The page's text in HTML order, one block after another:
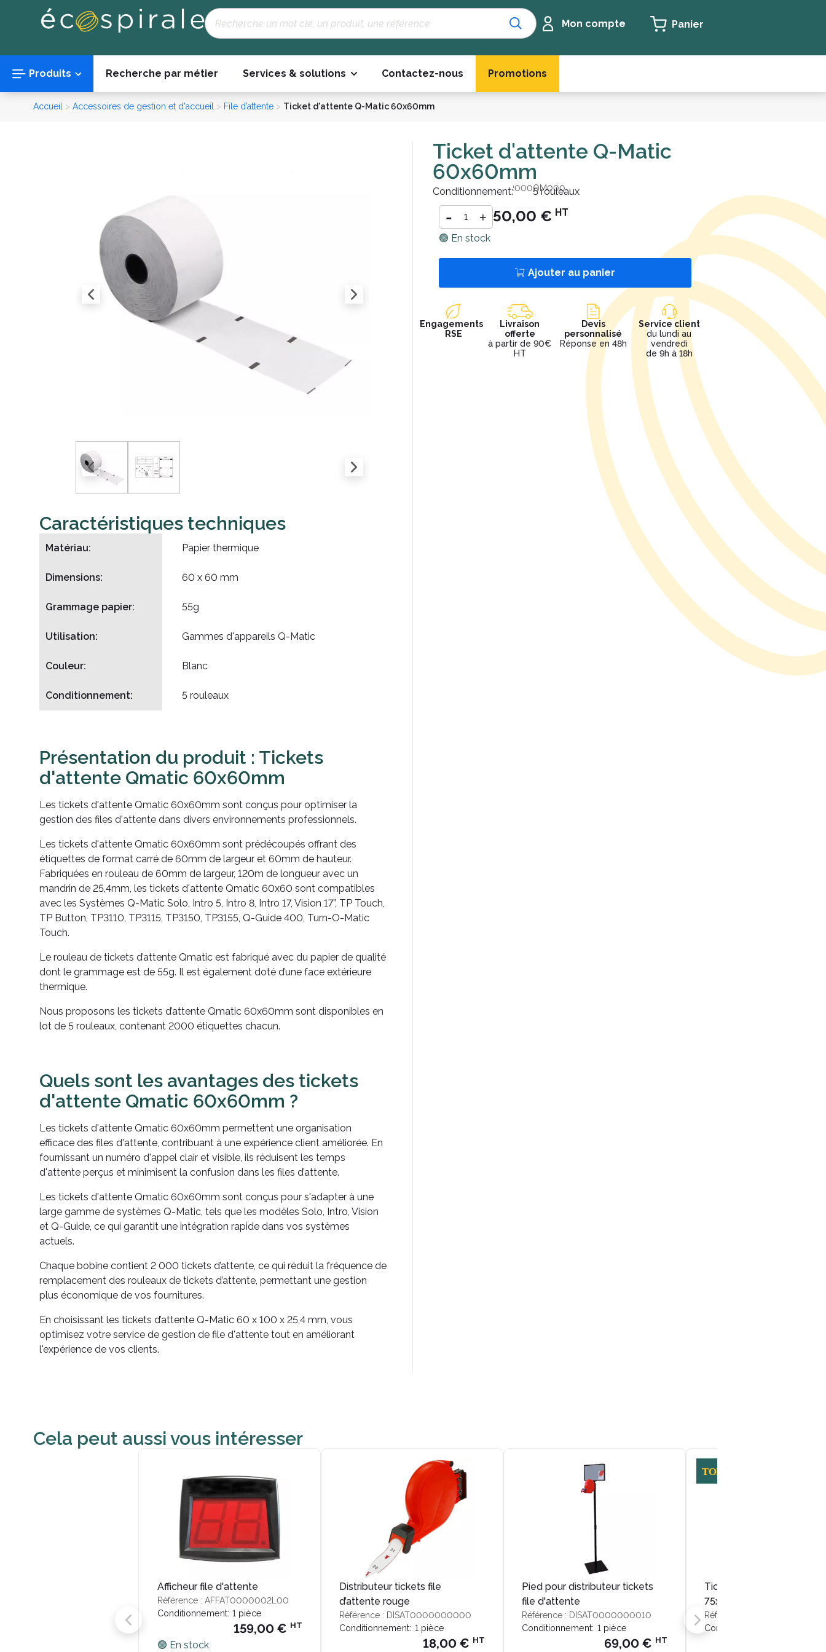
Recherche Mon compte Panier
Produits Recherche par métier Services & solutions Contactez-nous Promotions
Accueil > Accessoires de gestion et d'accueil > File d’attente > Ticket d'attente Q-Matic 60x60mm
Caractéristiques techniques
Matériau: Papier thermique
Dimensions: 60 x 60 mm
Grammage papier: 55g
Utilisation: Gammes d'appareils Q-Matic
Couleur: Blanc
Conditionnement: 5 rouleaux
Présentation du produit : Tickets
d'attente Qmatic 60x60mm
Les tickets d'attente Qmatic 60x60mm sont conçus pour optimiser la
gestion des files d'attente dans divers environnements professionnels.
Les tickets d'attente Qmatic 60x60mm sont prédécoupés offrant des
étiquettes de format carré de 60mm de largeur et 60mm de hauteur.
Fabriquées en rouleau de 60mm de largeur, 120m de longueur avec un
mandrin de 25,4mm, les tickets d'attente Qmatic 60x60 sont compatibles
avec les Systèmes Q-Matic Solo, Intro 5, Intro 8, Intro 17, Vision 17”, TP Touch,
TP Button, TP3110, TP3115, TP3150, TP3155, Q-Guide 400, Turn-O-Matic
Touch.
Le rouleau de tickets d’attente Qmatic est fabriqué avec du papier de qualité
dont le grammage est de 55g. Il est également doté d’une face extérieure
thermique.
Nous proposons les tickets d’attente Qmatic 60x60mm sont disponibles en
lot de 5 rouleaux, contenant 2000 étiquettes chacun.
Quels sont les avantages des tickets
d'attente Qmatic 60x60mm ?
Les tickets d'attente Qmatic 60x60mm permettent une organisation
efficace des files d'attente, contribuant à une expérience client améliorée. En
fournissant un numéro d'appel clair et visible, ils réduisent les temps
d'attente perçus et minimisent la confusion dans les files d’attente.
Les tickets d'attente Qmatic 60x60mm sont conçus pour s'adapter à une
large gamme de systèmes Q-Matic, tels que les modèles Solo, Intro, Vision
et Q-Guide, ce qui garantit une intégration rapide dans vos systèmes
actuels.
Chaque bobine contient 2 000 tickets d’attente, ce qui réduit la fréquence de
remplacement des rouleaux de tickets d’attente, permettant une gestion
plus économique de vos fournitures.
En choisissant les tickets d’attente Q-Matic 60 x 100 x 25,4 mm, vous
optimisez votre service de gestion de file d'attente tout en améliorant
l'expérience de vos clients.
Ticket d'attente Q-Matic
60x60mm
Référence :TKTATR2000QM000
Conditionnement: 5 rouleaux
- + 50,00 € HT
🟢 En stock
Ajouter au panier
Engagements
RSE
Livraison
offerte
à partir de 90€
HT
Devis
personnalisé
Réponse en 48h
Service client
du lundi au
vendredi
de 9h à 18h
Cela peut aussi vous intéresser
Afficheur file d'attente
Référence : AFFAT0000002L00
Conditionnement: 1 pièce
159,00 € HT
🟢 En stock
Distributeur tickets file
d’attente rouge
Référence : DISAT0000000000
Conditionnement: 1 pièce
18,00 € HT
Pied pour distributeur tickets
file d'attente
Référence : DISAT0000000010
Conditionnement: 1 pièce
69,00 € HT
Tickets d'attente rouges
75x40mm rouleau
Référence :
Conditionnement:
Panneau de gestion des cookies